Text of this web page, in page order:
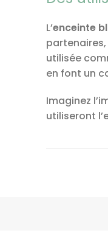
L’enceinte
utilisée
en font un
Imaginez
utiliseront